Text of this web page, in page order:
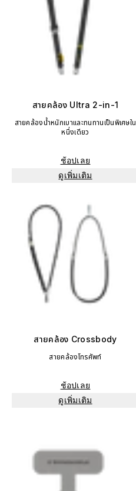
สายคล้อง Ultra 2-in-1
สายคล้องน้ำหนักเบาและทนทานเป็นพิเศษใน
หนึ่งเดียว
ช้อปเลย
ดูเพิ่มเติม
สายคล้อง Crossbody
สายคล้องโทรศัพท์
ช้อปเลย
ดูเพิ่มเติม